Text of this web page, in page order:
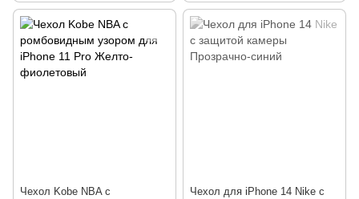
Чехол Kobe NBA с
Чехол для iPhone 14 Nike с